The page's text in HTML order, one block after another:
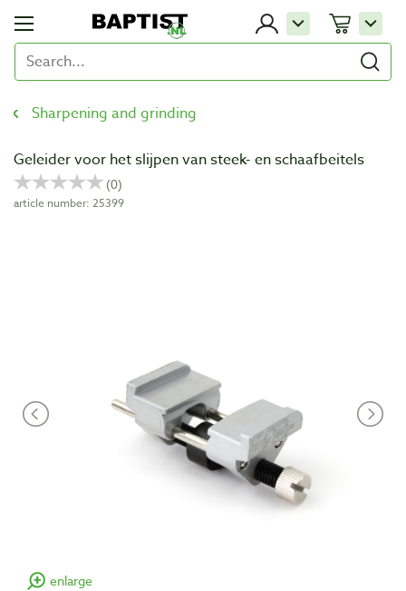
Sharpening and grinding
Geleider voor het slijpen van steek- en schaafbeitels
article number: 25399
enlarge